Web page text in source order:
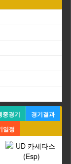
중경기
경기결과
일정